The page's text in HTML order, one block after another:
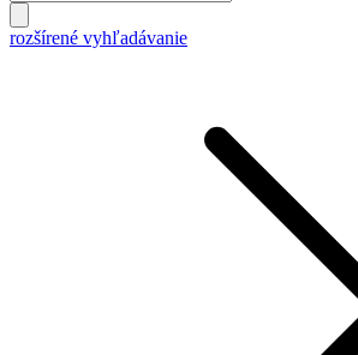
rozšírené vyhľadávanie